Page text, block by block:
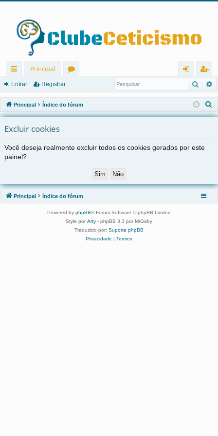
in
ks
rá
pi
os
Principal
u
ns
ra
r
eg
ist
ra
Entrar Registrar
Principal Índice do fórum
e
r
Excluir cookies
Você deseja realmente excluir todos os cookies gerados por este
painel?
Principal Índice do fórum
Powered by phpBB® Forum Software © phpBB Limited
Style por Arty - phpBB 3.3 por MrGaby
Traduzido por: Suporte phpBB
Privacidade | Termos